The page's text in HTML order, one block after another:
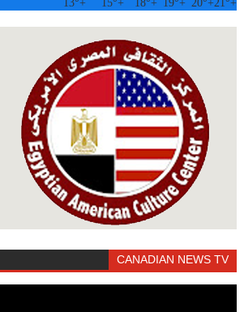
+
21°
+
20°
+
19°
+
18°
+
15°
+
13°
CANADIAN NEWS TV